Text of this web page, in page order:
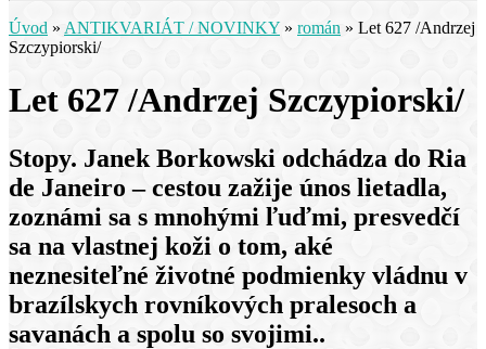
Úvod » ANTIKVARIÁT / NOVINKY » román » Let 627 /Andrzej
Szczypiorski/
Let 627 /Andrzej Szczypiorski/
Stopy. Janek Borkowski odchádza do Ria
de Janeiro – cestou zažije únos lietadla,
zoznámi sa s mnohými ľuďmi, presvedčí
sa na vlastnej koži o tom, aké
neznesiteľné životné podmienky vládnu v
brazílskych rovníkových pralesoch a
savanách a spolu so svojimi..